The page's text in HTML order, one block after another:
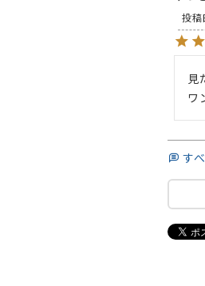
投稿
見
ワ
す